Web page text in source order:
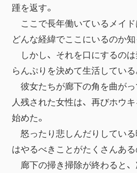
踵を返す。
ここで長年働いているメイド
どんな経緯でここにいるのか知
しかし、それを口にするの
らんぷりを決めて生活している
彼女たちが廊下の角を曲が
人残された女性は、再びホウ
始めた。
怒ったり悲しんだりしてい
はやるべきことがたくさんある
廊下の掃き掃除が終わると